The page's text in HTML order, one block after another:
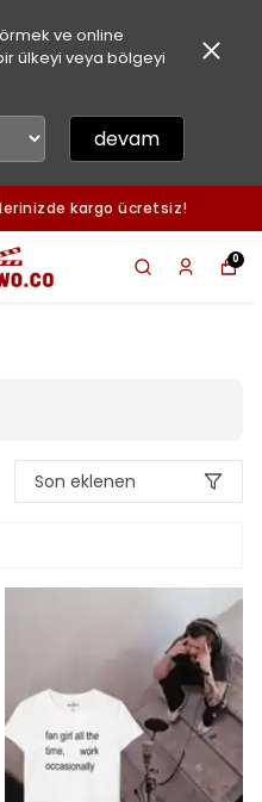
ve online
ülkeyi veya bölgeyi
devam
kargo ücretsiz!
0
Son eklenen